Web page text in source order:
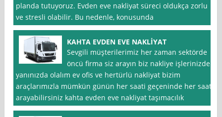
planda tutuyoruz. Evden eve nakliyat süreci oldukça zorlu
ve stresli olabilir. Bu nedenle, konusunda
KAHTA EVDEN EVE NAKLİYAT
Sevgili müşterilerimiz her zaman sektörde
öncü firma siz arayın biz nakliye işlerinizde
yanınızda olalım ev ofis ve hertürlü nakliyat bizim
araçlarımızla mümkün günün her saati geçeninde her saati
arayabilirsiniz kahta evden eve nakliyat taşımacılık